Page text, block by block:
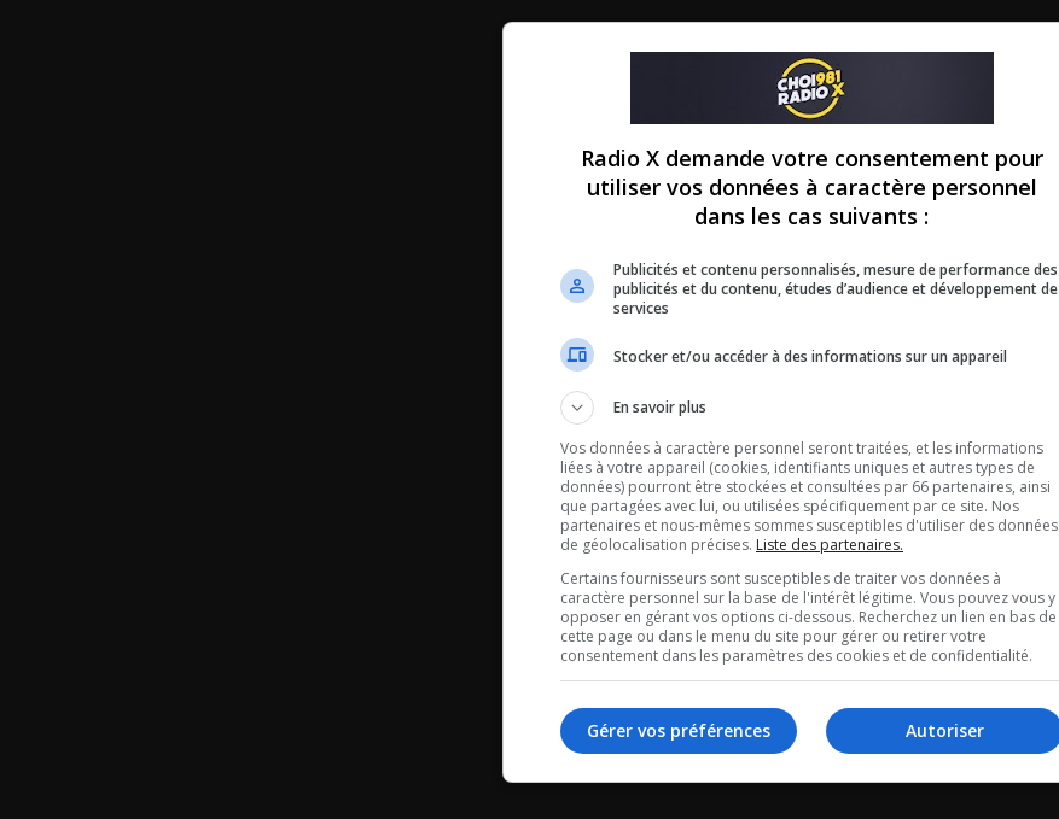
Radio X demande votre consentement pour
utiliser vos données à caractère personnel
dans les cas suivants :
Publicités et contenu personnalisés, mesure de performance des
publicités et du contenu, études d’audience et développement de
services
Stocker et/ou accéder à des informations sur un appareil
En savoir plus
Vos données à caractère personnel seront traitées, et les informations
liées à votre appareil (cookies, identifiants uniques et autres types de
données) pourront être stockées et consultées par 66 partenaires, ainsi
que partagées avec lui, ou utilisées spécifiquement par ce site. Nos
partenaires et nous-mêmes sommes susceptibles d'utiliser des données
de géolocalisation précises. Liste des partenaires.
Certains fournisseurs sont susceptibles de traiter vos données à
caractère personnel sur la base de l'intérêt légitime. Vous pouvez vous y
opposer en gérant vos options ci-dessous. Recherchez un lien en bas de
cette page ou dans le menu du site pour gérer ou retirer votre
consentement dans les paramètres des cookies et de confidentialité.
Autoriser
Gérer vos préférences